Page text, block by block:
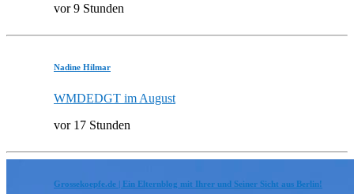
vor 9 Stunden
Nadine Hilmar
WMDEDGT im August
vor 17 Stunden
Grossekoepfe.de | Ein Elternblog mit Ihrer und Seiner Sicht aus Berlin!